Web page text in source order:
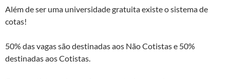
Além de ser uma universidade gratuita existe o sistema de
cotas!
50% das vagas são destinadas aos Não Cotistas e 50%
destinadas aos Cotistas.